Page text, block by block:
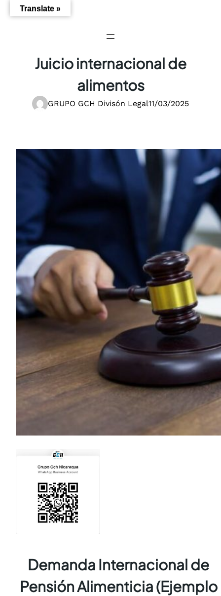
Saltar
Juicio internacional de
alimentos
GRUPO GCH Divisón Legal11/03/2025
Demanda Internacional de
Pensión Alimenticia (Ejemplo
Translate »